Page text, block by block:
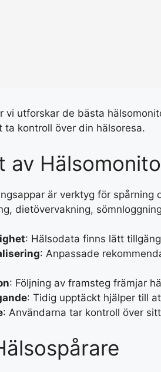
vi utforskar de bästa
ta kontroll över din hälsoresa.
av
är verktyg för spårning
dietövervakning,
: Hälsodata finns lätt
: Anpassade
: Följning av framsteg främjar
: Tidig upptäckt hjälper till
: Användarna tar kontroll över